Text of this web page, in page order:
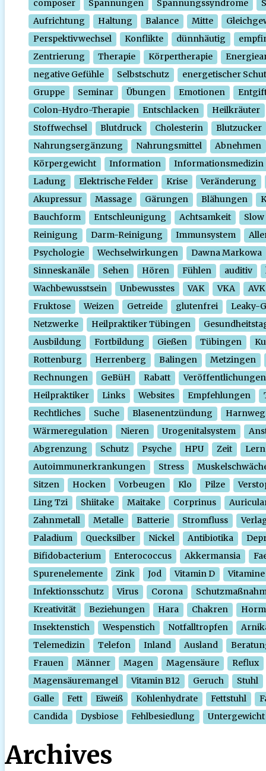
composer Spannungen Spannungssyndrome
Aufrichtung
Haltung Balance Mitte
Perspektivwechsel
Konflikte dünnhäutig
Zentrierung
Therapie Körpertherapie
negative Gefühle
Selbstschutz
energetischer
Gruppe
Seminar Übungen Emotionen
Colon-Hydro-Therapie
Entschlacken
Heilkräuter
Stoffwechsel
Blutdruck Cholesterin
Blutzucker
Nahrungsergänzung
Nahrungsmittel
Abnehmen
Körpergewicht
Information
Informationsmedizin
Ladung
Elektrische Felder Krise
Veränderung
Akupressur
Massage Gärungen Blähungen
Bauchform
Entschleunigung Achtsamkeit
Slow
Reinigung
Darm-Reinigung Immunsystem
Psychologie
Wechselwirkungen
Dawna Markowa
Sinneskanäle
Sehen Hören Fühlen auditiv
Wachbewusstsein
Unbewusstes VAK VKA
AVK
Fruktose
Weizen Getreide glutenfrei
Leaky-
Netzwerke
Heilpraktiker Tübingen
Ausbildung
Fortbildung Gießen Tübingen
Rottenburg
Herrenberg Balingen
Metzingen
Rechnungen
GeBüH Rabatt
Veröffentlichungen
Heilpraktiker
Links Websites Empfehlungen
Rechtliches
Suche Blasenentzündung
Wärmeregulation
Nieren Urogenitalsystem
Abgrenzung
Schutz Psyche HPU Zeit
Autoimmunerkrankungen
Stress
Sitzen
Hocken Vorbeugen Klo Pilze
Ling Tzi
Shiitake Maitake Corprinus
Zahnmetall
Metalle Batterie Stromfluss
Paladium
Quecksilber Nickel Antibiotika
Bifidobacterium
Enterococcus Akkermansia
Spurenelemente
Zink Jod Vitamin D
Vitamine
Infektionsschutz
Virus Corona
Kreativität
Beziehungen Hara Chakren
Insektenstich
Wespenstich Notfalltropfen
Telemedizin
Telefon Inland Ausland
Frauen
Männer Magen Magensäure
Reflux
Magensäuremangel
Vitamin B12 Geruch
Stuhl
Galle
Fett Eiweiß Kohlenhydrate Fettstuhl
Candida
Dysbiose Fehlbesiedlung Untergewicht
Archives